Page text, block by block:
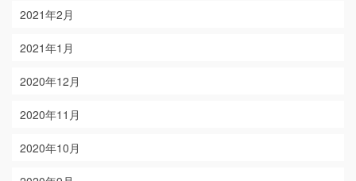
2021年2月
2021年1月
2020年12月
2020年11月
2020年10月